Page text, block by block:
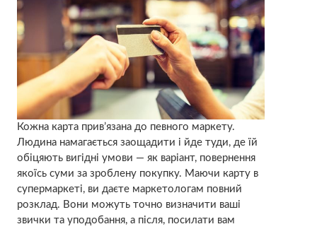
Кожна карта прив’язана до певного маркету.
Людина намагається заощадити і йде туди, де їй
обіцяють вигідні умови — як варіант, повернення
якоїсь суми за зроблену покупку. Маючи карту в
супермаркеті, ви даєте маркетологам повний
розклад. Вони можуть точно визначити ваші
звички та уподобання, а після, посилати вам